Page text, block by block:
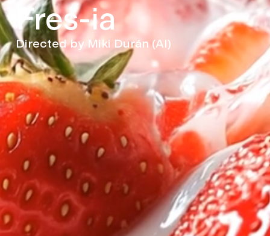
Fres-ia
Directed by Miki Durán (AI)